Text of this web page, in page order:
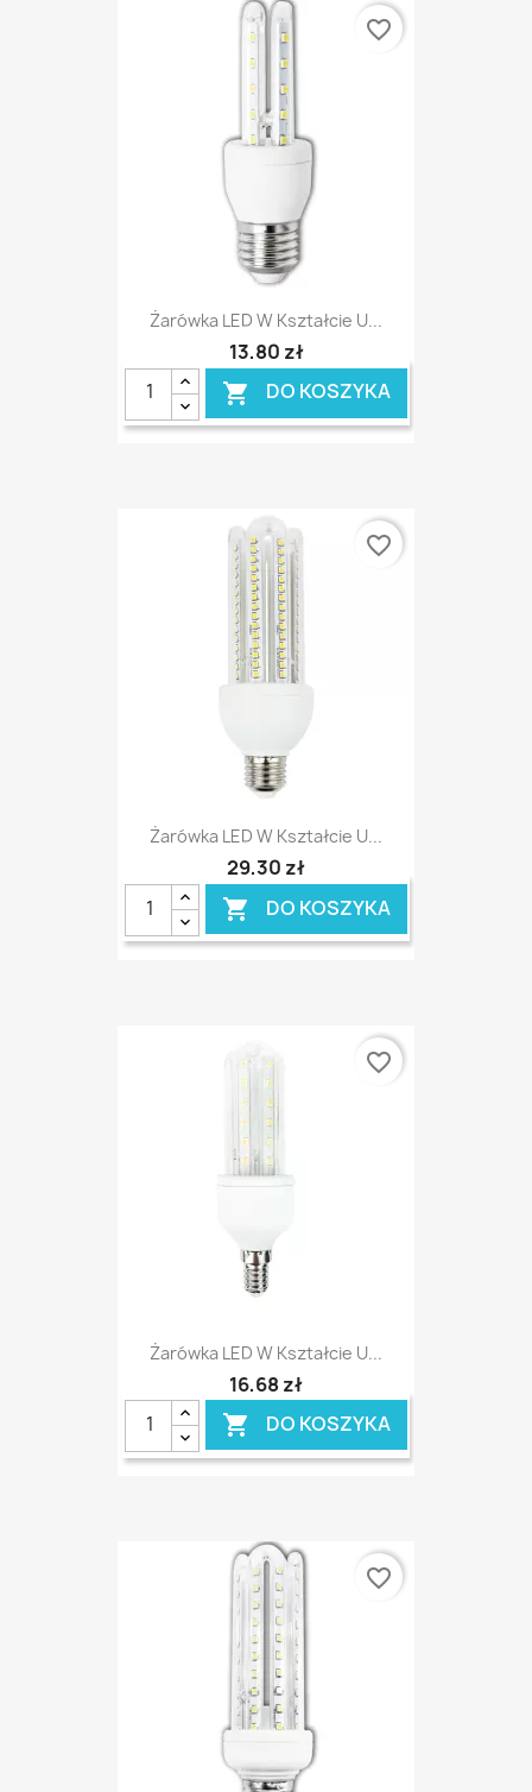
Żarówka LED W Kształcie U...
13,80 zł
 DO KOSZYKA
favorite_border
Żarówka LED W Kształcie U...
29,30 zł
 DO KOSZYKA
favorite_border
Żarówka LED W Kształcie U...
16,68 zł
 DO KOSZYKA
favorite_border
favorite_border